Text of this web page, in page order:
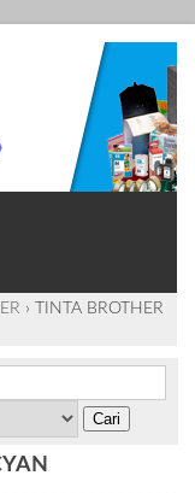
›
TINTA BROTHER
Cari